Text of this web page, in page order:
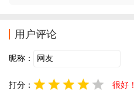
用户评论
昵称：
打分： 很好！